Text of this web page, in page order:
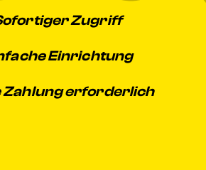
Zugriff
Einrichtung
Zahlung erforderlich